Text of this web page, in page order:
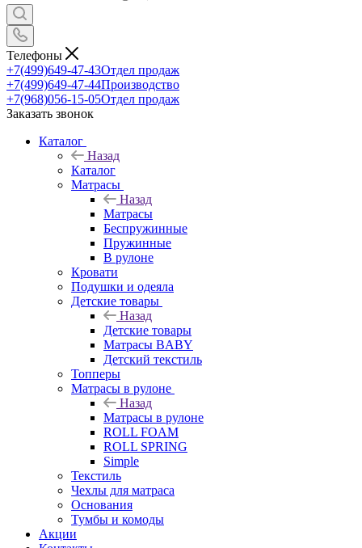
Телефоны
+7(499)649-47-43Отдел продаж
+7(499)649-47-44Производство
+7(968)056-15-05Отдел продаж
Заказать звонок
Каталог
Назад
Каталог
Матрасы
Назад
Матрасы
Беспружинные
Пружинные
В рулоне
Кровати
Подушки и одеяла
Детские товары
Назад
Детские товары
Матрасы BABY
Детский текстиль
Топперы
Матрасы в рулоне
Назад
Матрасы в рулоне
ROLL FOAM
ROLL SPRING
Simple
Текстиль
Чехлы для матраса
Основания
Тумбы и комоды
Акции